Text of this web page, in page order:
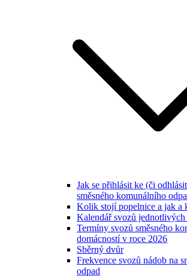
Jak se přihlásit ke (či
směsného komunálního
Kolik stojí popelnice a jak a
Kalendář svozů jednotlivých
Termíny svozů směsného
domácností v roce 2026
Sběrný dvůr
Frekvence svozů nádob na
odpad